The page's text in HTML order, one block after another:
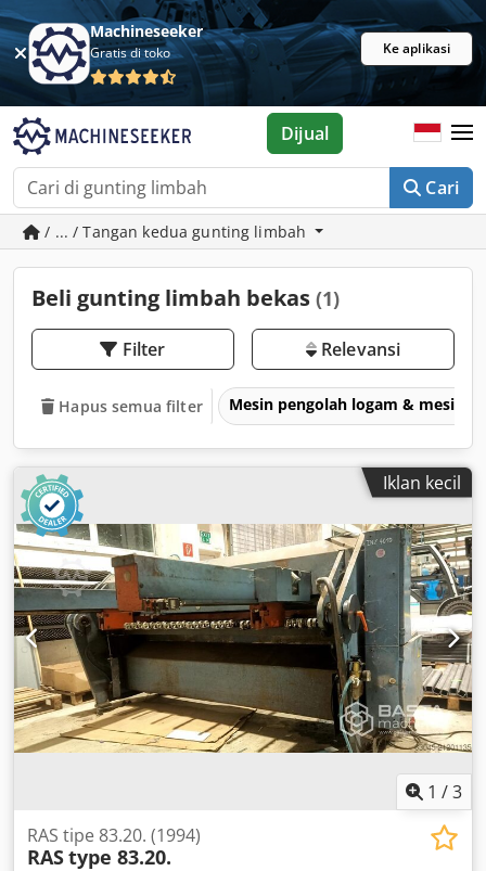
Machineseeker
Gratis di toko Ke aplikasi
Cari
Dijual
/ ... / Tangan kedua gunting limbah
Beli gunting limbah bekas (1)
Filter Relevansi
Hapus semua filter Mesin pengolah logam & mesin
Iklan kecil
1 /3
RAS tipe 83.20. (1994)
RAStype 83.20.